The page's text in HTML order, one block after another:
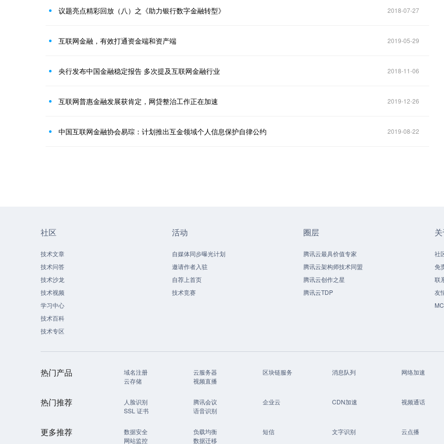
议题亮点精彩回放（八）之《助力银行数字金融转型》 2018-07-27
互联网金融，有效打通资金端和资产端 2019-05-29
央行发布中国金融稳定报告 多次提及互联网金融行业 2018-11-06
互联网普惠金融发展获肯定，网贷整治工作正在加速 2019-12-26
中国互联网金融协会易琮：计划推出互金领域个人信息保护自律公约 2019-08-22
社区
技术文章
技术问答
技术沙龙
技术视频
学习中心
技术百科
技术专区
活动
自媒体同步曝光计划
邀请作者入驻
自荐上首页
技术竞赛
圈层
腾讯云最具价值专家
腾讯云架构师技术同盟
腾讯云创作之星
腾讯云TDP
社
免
联
友
热门产品 域名注册 云服务器 区块链服务 消息队列
网络加速
云存储
视频直播
热门推荐 人脸识别 腾讯会议 企业云 CDN加速
视频通话
SSL 证书
语音识别
更多推荐 数据安全 负载均衡 短信 文字识别
云点播
网站监控
数据迁移